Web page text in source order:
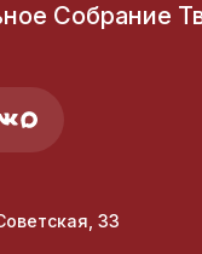
Собрание
33